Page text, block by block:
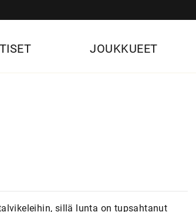
JOUKKUEET
sillä lunta on tupsahtanut